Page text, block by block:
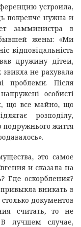
устроила,
покрепче нужна и
замминистра в
бывшей жены: «Ми
відповідальність
дружину дітей,
не рахувала
проблеми. Після
особисті
що все майно, що
розподілу,
подружнього життя
это самое
и сказала на
Где оскорбления?
вникать в
документов
считать, то не
лучшем случае,